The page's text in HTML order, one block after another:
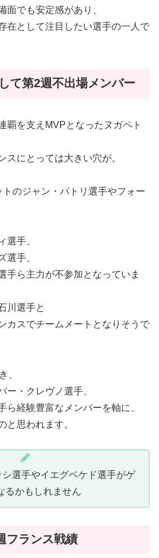
面でも安定感があり、
在として注目したい選手の一人で
て第2週不出場メンバー
覇を支えMVPとなったヌガペト
スにとっては大きい穴が。
のジャン・パトリ選手やフォー
選手、
選手、
手ら主力が不参加となっていま
川選手と
カスでチームメートとなりそうで
、
ー・クレヴノ選手、
ら経験豊富なメンバーを軸に、
と思われます。
選手やイエグベケド選手がゲ
るかもしれません
フランス戦績